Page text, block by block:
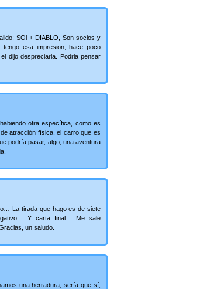
SOl + DIABLO, Son socios y
esa impresion, hace poco
dijo despreciarla. Podria pensar
otra específica, como es
atracción física, el carro que es
podría pasar, algo, una aventura
La tirada que hago es de siete
Y carta final… Me sale
un saludo.
una herradura, sería que sí,